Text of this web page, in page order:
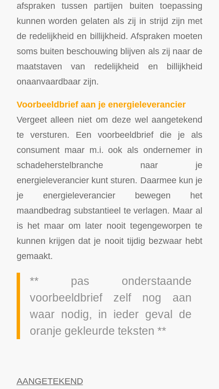
afspraken tussen partijen buiten toepassing
kunnen worden gelaten als zij in strijd zijn met
de redelijkheid en billijkheid. Afspraken moeten
soms buiten beschouwing blijven als zij naar de
maatstaven van redelijkheid en billijkheid
onaanvaardbaar zijn.
Voorbeeldbrief aan je energieleverancier
Vergeet alleen niet om deze wel aangetekend
te versturen. Een voorbeeldbrief die je als
consument maar m.i. ook als ondernemer in
schadeherstelbranche naar je
energieleverancier kunt sturen. Daarmee kun je
je energieleverancier bewegen het
maandbedrag substantieel te verlagen. Maar al
is het maar om later nooit tegengeworpen te
kunnen krijgen dat je nooit tijdig bezwaar hebt
gemaakt.
** pas onderstaande
voorbeeldbrief zelf nog aan
waar nodig, in ieder geval de
oranje gekleurde teksten **
AANGETEKEND